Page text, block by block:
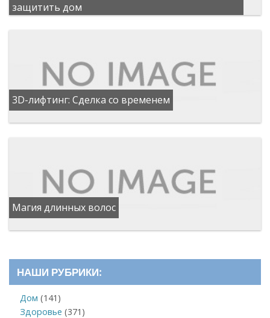
защитить дом
3D-лифтинг: Сделка со временем
Магия длинных волос
НАШИ РУБРИКИ:
Дом (141)
Здоровье (371)